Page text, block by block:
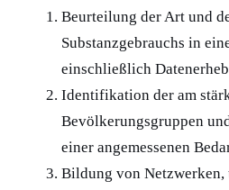
Beurteilung der Art und
Substanzgebrauchs in
einschließlich
Identifikation der am
Bevölkerungsgruppen
einer angemessenen
Bildung von